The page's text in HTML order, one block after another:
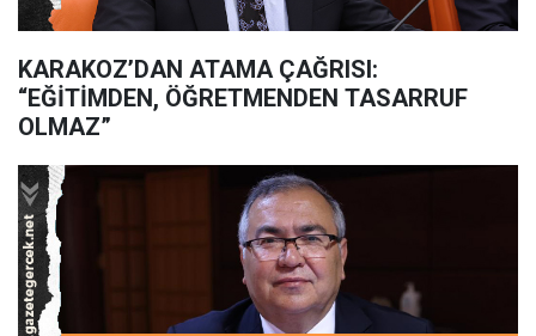
KARAKOZ’DAN ATAMA ÇAĞRISI:
“EĞİTİMDEN, ÖĞRETMENDEN TASARRUF
OLMAZ”